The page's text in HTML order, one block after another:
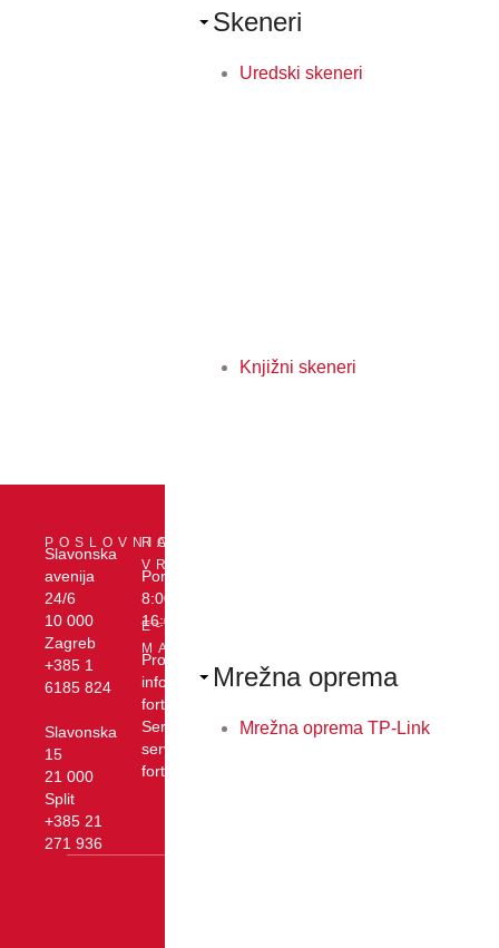
Skeneri
Uredski skeneri
Knjižni skeneri
Mrežna oprema
Mrežna oprema TP-Link
POSLOVNICE
Slavonska
avenija
24/6
10 000
Zagreb
+385 1
6185 824
Slavonska
15
21 000
Split
+385 21
271 936
RADNO
VRIJEME
Pon - pet:
8:00 -
16:00
E-
MAIL
Prodaja:
info@xenon-
forte.hr
Servis:
servis@xenon-
forte.hr
Zagreb
Kontakt
uvjeti